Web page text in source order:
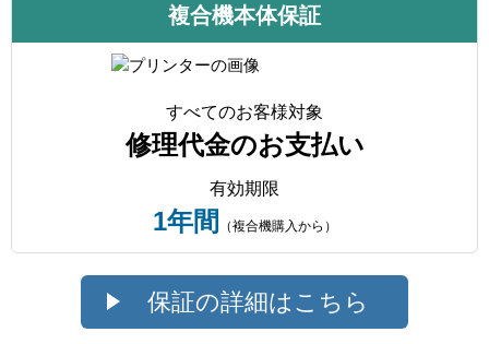
複合機本体保証
すべてのお客様対象
修理代金のお支払い
有効期限
1年間 （複合機購入から）
保証の詳細はこちら